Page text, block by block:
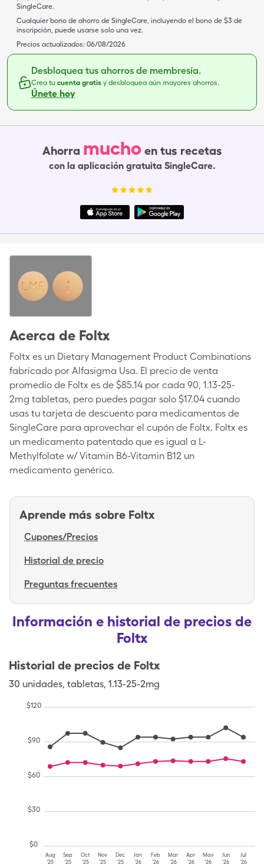
SingleCare.
Cualquier bono de ahorro de SingleCare, incluyendo el bono de $3 de
inscripción, puede usarse solo una vez.
Precios actualizados: 06/08/2026
Desbloquea tus ahorros de membresía.
Crea tu cuenta gratis y desbloquea aún mayores ahorros.
Únete hoy
Ahorra mucho en tus recetas
con la aplicación gratuita SingleCare.
Acerca de Foltx
Foltx es un Dietary Management Product Combinations
fabricado por Alfasigma Usa. El precio de venta
promedio de Foltx es de $85.14 por cada 90, 1.13-25-
2mg tabletas, pero puedes pagar solo $17.04 cuando
usas tu tarjeta de descuento para medicamentos de
SingleCare para aprovechar el cupón de Foltx. Foltx es
un medicamento patentado que es igual a L-
Methylfolate w/ Vitamin B6-Vitamin B12 un
medicamento genérico.
Aprende más sobre Foltx
Cupones/Precios
Historial de precio
Preguntas frecuentes
Información e historial de precios de
Foltx
Historial de precios de Foltx
30 unidades, tabletas, 1.13-25-2mg
Aug
'25
Sep
'25
Oct
'25
Nov
'25
Dec
'25
Jan
'26
Feb
'26
Mar
'26
Apr
'26
May
'26
Jun
'26
Jul
'26
$0
$30
$60
$90
$120